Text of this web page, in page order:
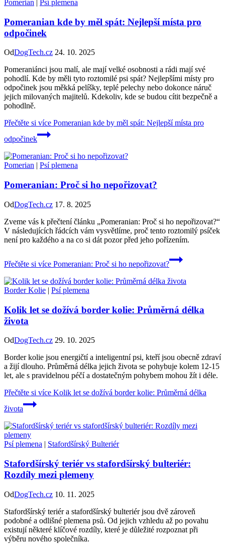
Pomerian Psí plemena
Pomeranian kde by měl spát: Nejlepší místa pro
odpočinek
OdDogTech.cz 24. 10. 2025
Pomeraniánci jsou malí, ale mají velké osobnosti a rádi mají své
pohodlí. Kde by měli tyto roztomilé psi spát? Nejlepšími místy pro
odpočinek jsou měkká pelíšky, teplé pelechy nebo dokonce náruč
jejich milovaných majitelů. Kdekoliv, kde se budou cítit bezpečně a
pohodlně.
Přečtěte si více Pomeranian kde by měl spát: Nejlepší místa pro
odpočinek
Pomerian | Psí plemena
Pomeranian: Proč si ho nepořizovat?
OdDogTech.cz 17. 8. 2025
Zveme vás k přečtení článku „Pomeranian: Proč si ho nepořizovat?“
V následujících řádcích vám vysvětlíme, proč tento roztomilý psíček
není pro každého a na co si dát pozor před jeho pořízením.
Přečtěte si více Pomeranian: Proč si ho nepořizovat?
Border Kolie | Psí plemena
Kolik let se dožívá border kolie: Průměrná délka
života
OdDogTech.cz 29. 10. 2025
Border kolie jsou energičtí a inteligentní psi, kteří jsou obecně zdraví
a žijí dlouho. Průměrná délka jejich života se pohybuje kolem 12-15
let, ale s pravidelnou péčí a dostatečným pohybem mohou žít i déle.
Přečtěte si více Kolik let se dožívá border kolie: Průměrná délka
života
Psí plemena | Stafordšírský Bulteriér
Stafordšírský teriér vs stafordšírský bulteriér:
Rozdíly mezi plemeny
OdDogTech.cz 10. 11. 2025
Stafordšírský teriér a stafordšírský bulteriér jsou dvě zároveň
podobné a odlišné plemena psů. Od jejich vzhledu až po povahu
existují některé klíčové rozdíly, které je důležité rozpoznat při
výběru nového společníka.